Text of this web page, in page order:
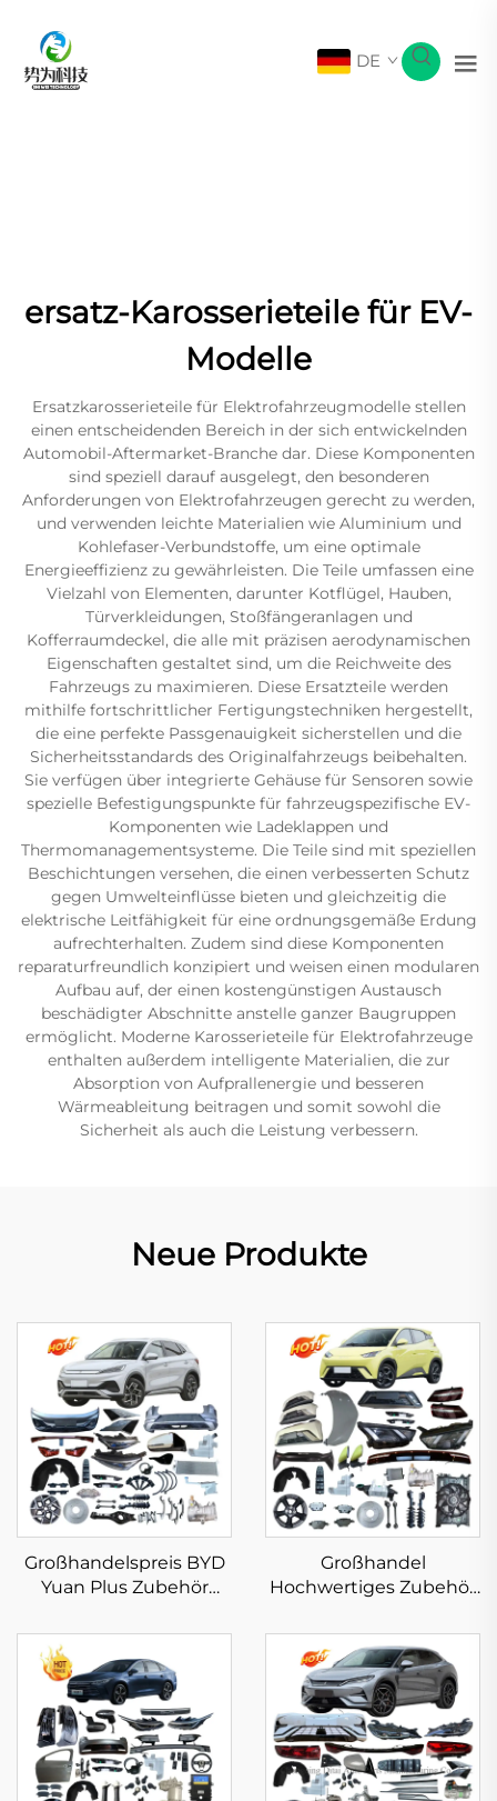
DE
ersatz-Karosserieteile für EV-
Modelle
Ersatzkarosserieteile für Elektrofahrzeugmodelle stellen
einen entscheidenden Bereich in der sich entwickelnden
Automobil-Aftermarket-Branche dar. Diese Komponenten
sind speziell darauf ausgelegt, den besonderen
Anforderungen von Elektrofahrzeugen gerecht zu werden,
und verwenden leichte Materialien wie Aluminium und
Kohlefaser-Verbundstoffe, um eine optimale
Energieeffizienz zu gewährleisten. Die Teile umfassen eine
Vielzahl von Elementen, darunter Kotflügel, Hauben,
Türverkleidungen, Stoßfängeranlagen und
Kofferraumdeckel, die alle mit präzisen aerodynamischen
Eigenschaften gestaltet sind, um die Reichweite des
Fahrzeugs zu maximieren. Diese Ersatzteile werden
mithilfe fortschrittlicher Fertigungstechniken hergestellt,
die eine perfekte Passgenauigkeit sicherstellen und die
Sicherheitsstandards des Originalfahrzeugs beibehalten.
Sie verfügen über integrierte Gehäuse für Sensoren sowie
spezielle Befestigungspunkte für fahrzeugspezifische EV-
Komponenten wie Ladeklappen und
Thermomanagementsysteme. Die Teile sind mit speziellen
Beschichtungen versehen, die einen verbesserten Schutz
gegen Umwelteinflüsse bieten und gleichzeitig die
elektrische Leitfähigkeit für eine ordnungsgemäße Erdung
aufrechterhalten. Zudem sind diese Komponenten
reparaturfreundlich konzipiert und weisen einen modularen
Aufbau auf, der einen kostengünstigen Austausch
beschädigter Abschnitte anstelle ganzer Baugruppen
ermöglicht. Moderne Karosserieteile für Elektrofahrzeuge
enthalten außerdem intelligente Materialien, die zur
Absorption von Aufprallenergie und besseren
Wärmeableitung beitragen und somit sowohl die
Sicherheit als auch die Leistung verbessern.
Neue Produkte
Großhandelspreis BYD
Yuan Plus Zubehör
Fahrzeugersatzteile für
BYD Atto 3
Karosserieteile auf
Lager
Großhandel
Hochwertiges Zubehör
2025 Autoteile Neue
Energie Elektroauto
BYD Seagull Ersatzteile